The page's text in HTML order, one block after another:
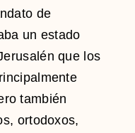
de
un estado
que los
también
ortodoxos,